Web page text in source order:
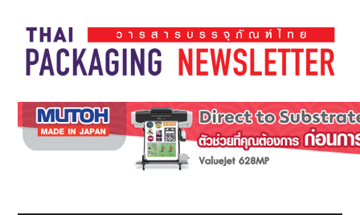
main
content
secondary
menu
primary
sidebar
footer
Thai
Pack
Magazine
Pack
Magazine